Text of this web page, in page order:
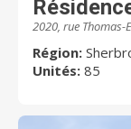
2020, rue Thomas-
Région:
Unités: 85